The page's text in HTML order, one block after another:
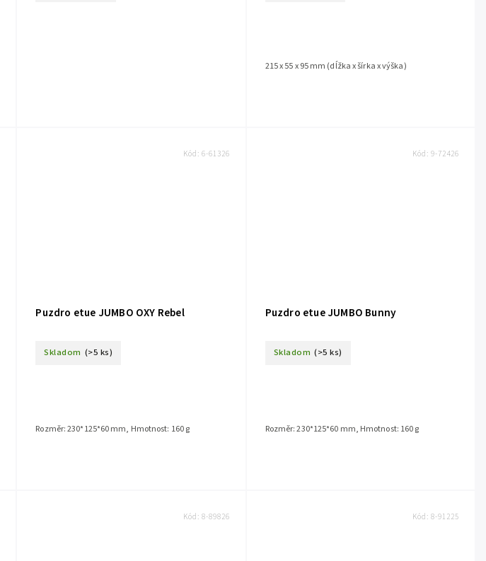
215 x 55 x 95 mm (dĺžka x šírka x výška)
Puzdro etue JUMBO OXY Rebel
Skladom (>5 ks)
Rozměr: 230*125*60 mm, Hmotnost: 160 g
Kód: 6-61326
Puzdro etue JUMBO Bunny
Skladom (>5 ks)
Rozměr: 230*125*60 mm, Hmotnost: 160 g
Kód: 9-72426
Kód: 8-89826 Kód: 8-91225